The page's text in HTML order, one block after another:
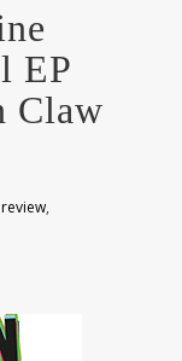
EP
Claw
review,